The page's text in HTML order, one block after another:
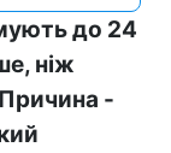
до 24
ніж
-